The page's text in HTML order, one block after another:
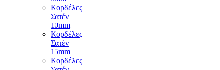
Κορδέλες
Σατέν
10mm
Κορδέλες
Σατέν
15mm
Κορδέλες